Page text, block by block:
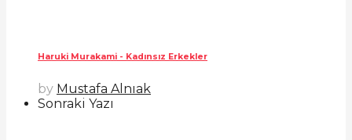
Haruki Murakami - Kadınsız Erkekler
by Mustafa Alnıak
Sonraki Yazı